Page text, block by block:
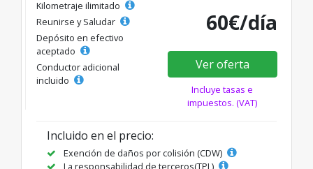
Kilometraje ilimitado
Reunirse y Saludar
Depósito en efectivo
aceptado
Conductor adicional
incluido
60€/día
Ver oferta
Incluye tasas e
impuestos. (VAT)
Incluido en el precio:
Exención de daños por colisión (CDW)
La responsabilidad de terceros(TPL)